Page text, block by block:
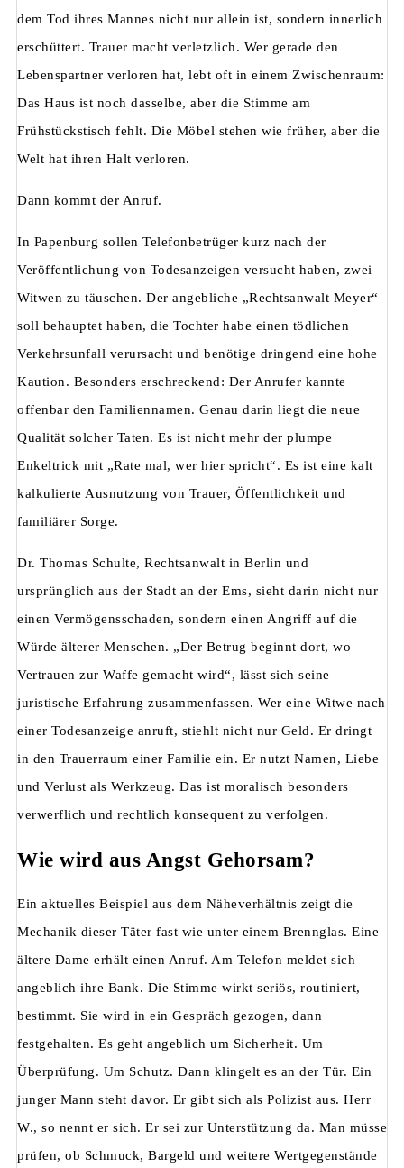
dem Tod ihres Mannes nicht nur allein ist, sondern innerlich
erschüttert. Trauer macht verletzlich. Wer gerade den
Lebenspartner verloren hat, lebt oft in einem Zwischenraum:
Das Haus ist noch dasselbe, aber die Stimme am
Frühstückstisch fehlt. Die Möbel stehen wie früher, aber die
Welt hat ihren Halt verloren.
Dann kommt der Anruf.
In Papenburg sollen Telefonbetrüger kurz nach der
Veröffentlichung von Todesanzeigen versucht haben, zwei
Witwen zu täuschen. Der angebliche „Rechtsanwalt Meyer“
soll behauptet haben, die Tochter habe einen tödlichen
Verkehrsunfall verursacht und benötige dringend eine hohe
Kaution. Besonders erschreckend: Der Anrufer kannte
offenbar den Familiennamen. Genau darin liegt die neue
Qualität solcher Taten. Es ist nicht mehr der plumpe
Enkeltrick mit „Rate mal, wer hier spricht“. Es ist eine kalt
kalkulierte Ausnutzung von Trauer, Öffentlichkeit und
familiärer Sorge.
Dr. Thomas Schulte, Rechtsanwalt in Berlin und
ursprünglich aus der Stadt an der Ems, sieht darin nicht nur
einen Vermögensschaden, sondern einen Angriff auf die
Würde älterer Menschen. „Der Betrug beginnt dort, wo
Vertrauen zur Waffe gemacht wird“, lässt sich seine
juristische Erfahrung zusammenfassen. Wer eine Witwe nach
einer Todesanzeige anruft, stiehlt nicht nur Geld. Er dringt
in den Trauerraum einer Familie ein. Er nutzt Namen, Liebe
und Verlust als Werkzeug. Das ist moralisch besonders
verwerflich und rechtlich konsequent zu verfolgen.
Wie wird aus Angst Gehorsam?
Ein aktuelles Beispiel aus dem Näheverhältnis zeigt die
Mechanik dieser Täter fast wie unter einem Brennglas. Eine
ältere Dame erhält einen Anruf. Am Telefon meldet sich
angeblich ihre Bank. Die Stimme wirkt seriös, routiniert,
bestimmt. Sie wird in ein Gespräch gezogen, dann
festgehalten. Es geht angeblich um Sicherheit. Um
Überprüfung. Um Schutz. Dann klingelt es an der Tür. Ein
junger Mann steht davor. Er gibt sich als Polizist aus. Herr
W., so nennt er sich. Er sei zur Unterstützung da. Man müsse
prüfen, ob Schmuck, Bargeld und weitere Wertgegenstände